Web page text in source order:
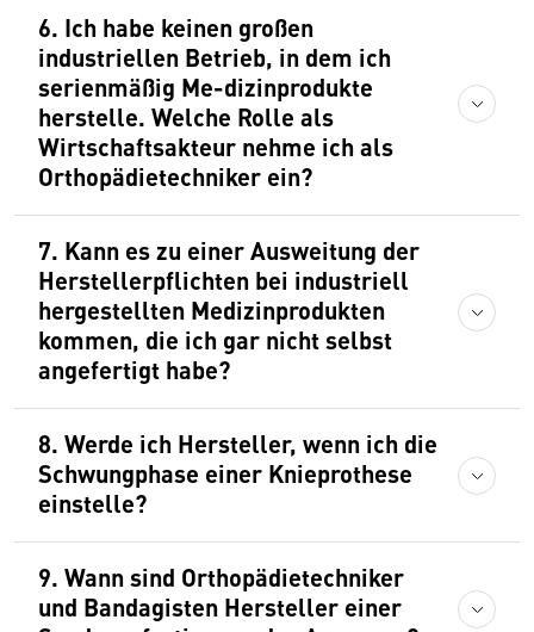
6. Ich habe keinen großen
industriellen Betrieb, in dem ich
serienmäßig Me-dizinprodukte
herstelle. Welche Rolle als
Wirtschaftsakteur nehme ich als
Orthopädietechniker ein?
7. Kann es zu einer Ausweitung der
Herstellerpflichten bei industriell
hergestellten Medizinprodukten
kommen, die ich gar nicht selbst
angefertigt habe?
8. Werde ich Hersteller, wenn ich die
Schwungphase einer Knieprothese
einstelle?
9. Wann sind Orthopädietechniker
und Bandagisten Hersteller einer